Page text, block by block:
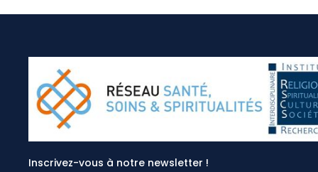
Inscrivez-vous à notre newsletter !